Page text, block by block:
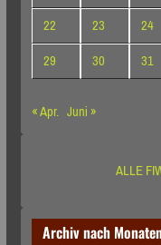
22
23 24
29
30
31
« Apr. Juni »
ALLE
Archiv nach